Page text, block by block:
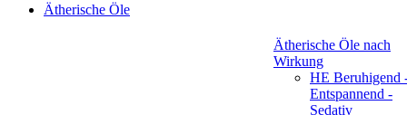
Ätherische Öle
Ätherische Öle nach
Wirkung
HE Beruhigend
Entspannend -
Sedativ